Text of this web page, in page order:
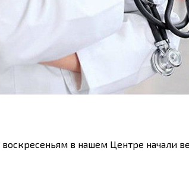
в нашем Центре начали